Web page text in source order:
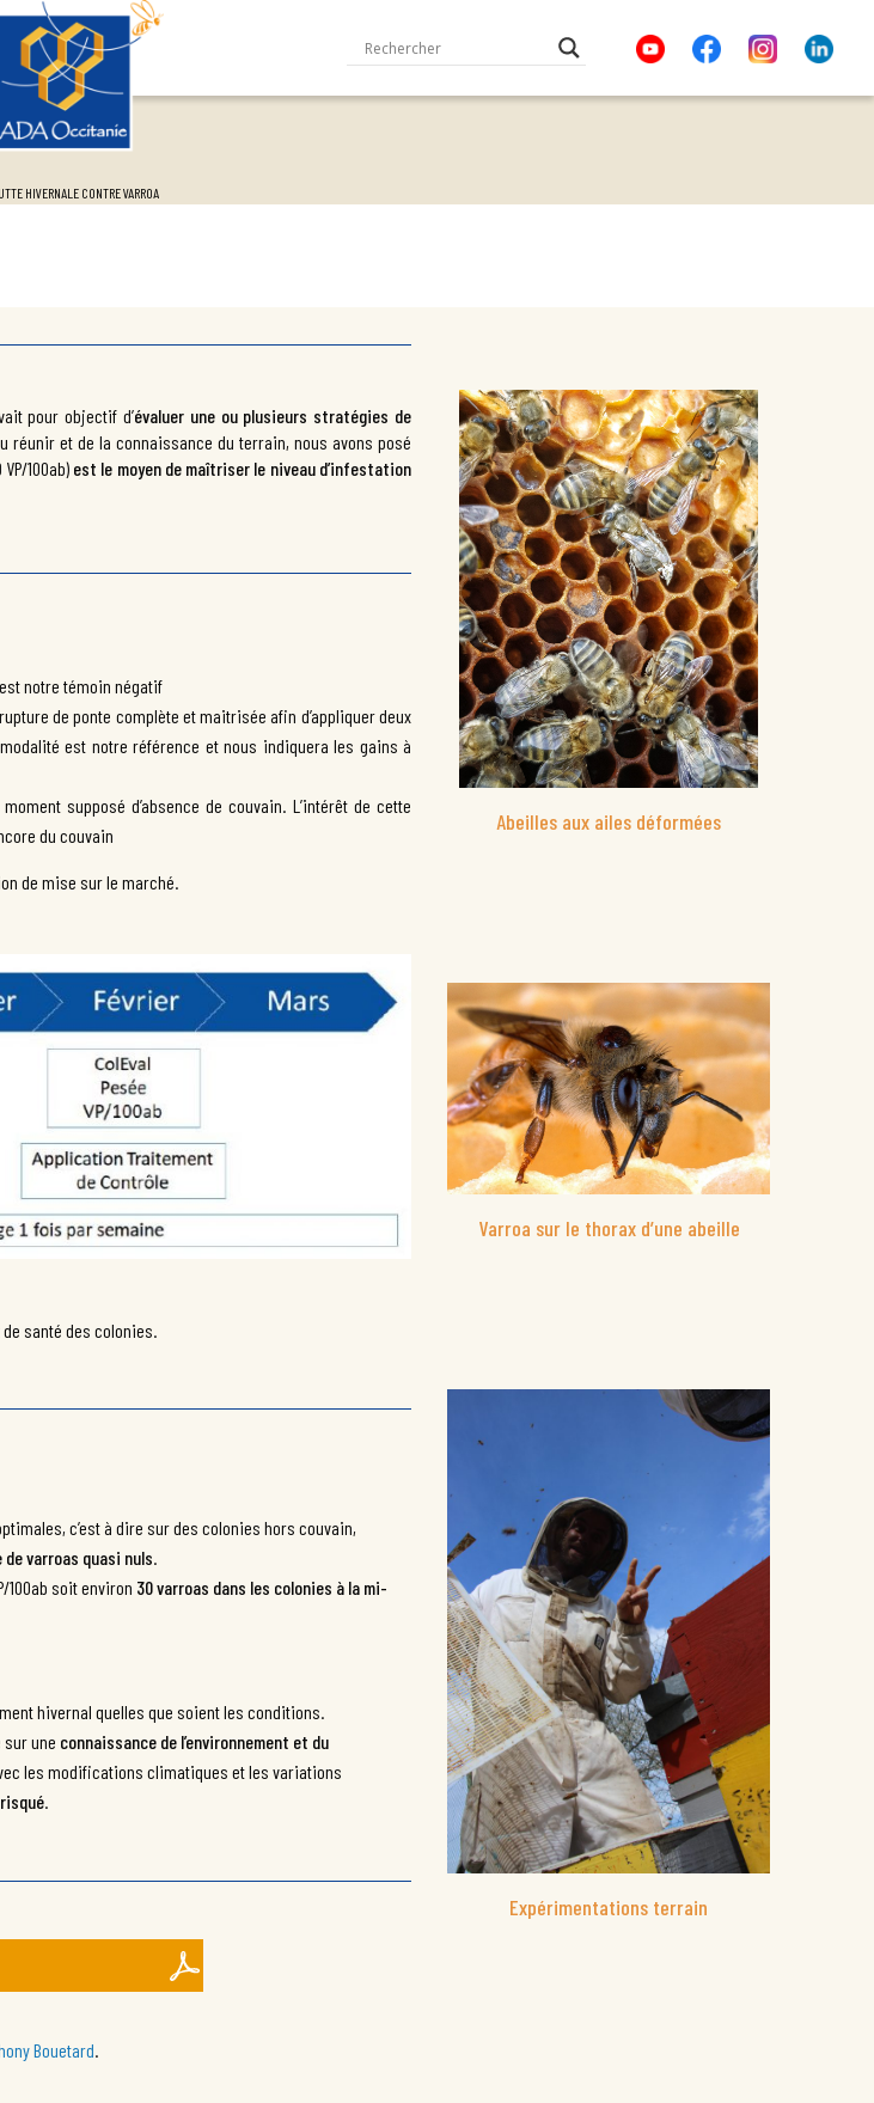
HIVERNALE CONTRE VARROA
pour objectif d’évaluer une ou plusieurs stratégies de
réunir et de la connaissance du terrain, nous avons posé
100ab)est le moyen de maîtriser le niveau d’infestation
notre témoin négatif
de ponte complète et maitrisée afin d’appliquer deux
est notre référence et nous indiquera les gains à
supposé d’absence de couvain. L’intérêt de cette
du couvain
de mise sur le marché.
santé des colonies.
c’est à dire sur des colonies hors couvain,
de varroas quasi nuls.
100ab soit environ 30 varroas dans les colonies à la mi-
hivernal quelles que soient les conditions.
une connaissance de l’environnement et du
les modifications climatiques et les variations
.
Bouetard
Abeilles aux ailes déformées
Varroa sur le thorax d’une abeille
Expérimentations terrain